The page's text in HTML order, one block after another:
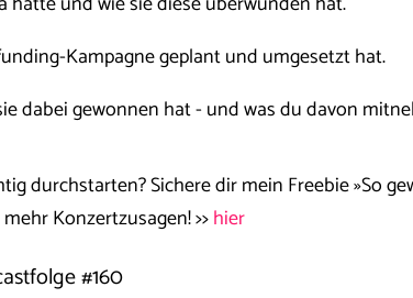
Kampagne geplant und umgesetzt hat.
dabei gewonnen hat - und was du davon
durchstarten? Sichere dir mein Freebie »So
Konzertzusagen! >>hier
#160